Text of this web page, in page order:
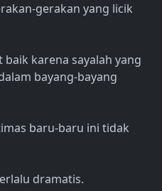
gerakan yang licik
karena sayalah yang
bayang-bayang
baru-baru ini tidak
dramatis.